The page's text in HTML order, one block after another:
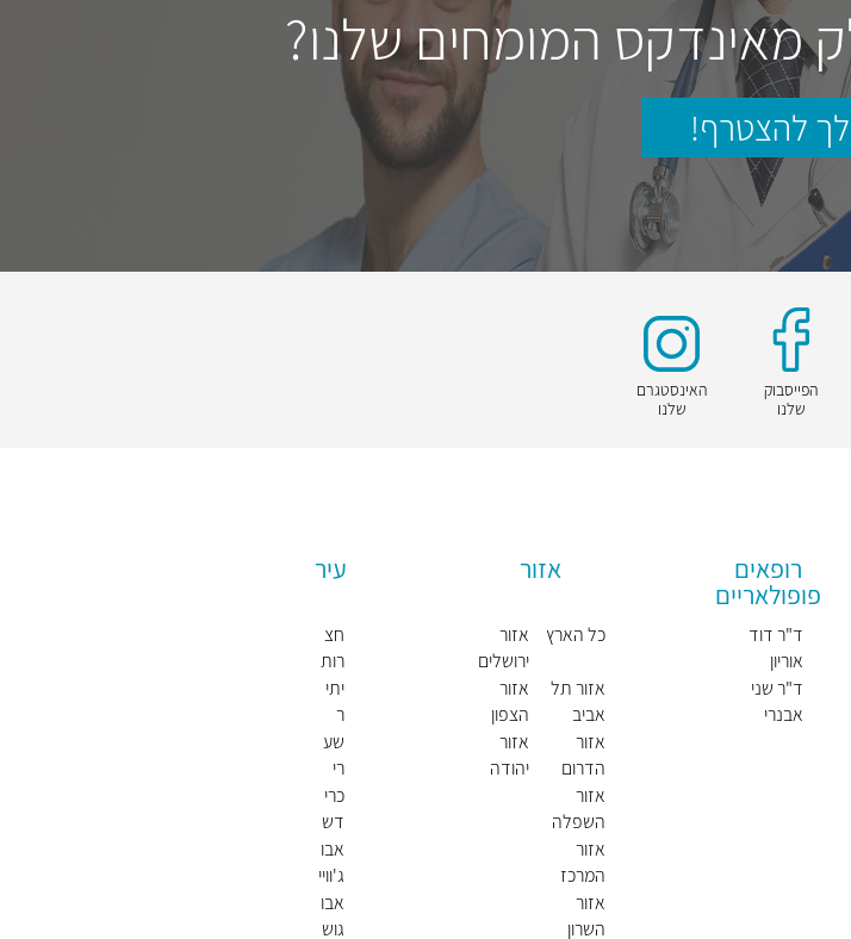
מאינדקס המומחים שלנו?
לך להצטרף!
הפייסבוק
שלנו
האינסטגרם
שלנו
רופאים
פופולאריים
ד"ר דוד
אוריון
ד"ר שני
אבנרי
אזור
כל הארץ
אזור תל
אביב
אזור
הדרום
אזור
השפלה
אזור
המרכז
אזור
השרון
אזור
ירושלים
אזור
הצפון
אזור
יהודה
עיר
חצ
רות
חול
דה
יתי
ר
שע
רי
תקו
וה
כרי
דש
א
אבו
ג'וויי
עד
(ש
אבו
גוש